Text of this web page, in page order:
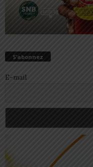
S’abonnez
E-mail